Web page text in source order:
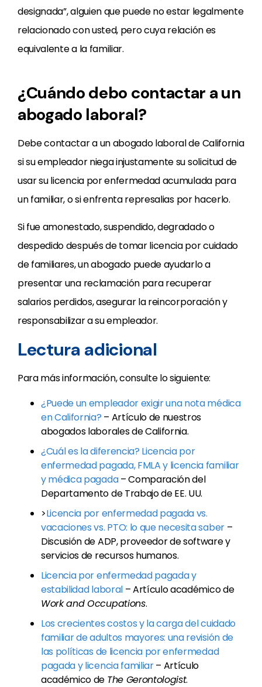
designada”, alguien que puede no estar legalmente
relacionado con usted, pero cuya relación es
equivalente a la familiar.
¿Cuándo debo contactar a un
abogado laboral?
Debe contactar a un abogado laboral de California
si su empleador niega injustamente su solicitud de
usar su licencia por enfermedad acumulada para
un familiar, o si enfrenta represalias por hacerlo.
Si fue amonestado, suspendido, degradado o
despedido después de tomar licencia por cuidado
de familiares, un abogado puede ayudarlo a
presentar una reclamación para recuperar
salarios perdidos, asegurar la reincorporación y
responsabilizar a su empleador.
Lectura adicional
Para más información, consulte lo siguiente:
¿Puede un empleador exigir una nota médica
en California? – Artículo de nuestros
abogados laborales de California.
¿Cuál es la diferencia? Licencia por
enfermedad pagada, FMLA y licencia familiar
y médica pagada– Comparación del
Departamento de Trabajo de EE. UU.
>Licencia por enfermedad pagada vs.
vacaciones vs. PTO: lo que necesita saber–
Discusión de ADP, proveedor de software y
servicios de recursos humanos.
Licencia por enfermedad pagada y
estabilidad laboral– Artículo académico de
Work and Occupations.
Los crecientes costos y la carga del cuidado
familiar de adultos mayores: una revisión de
las políticas de licencia por enfermedad
pagada y licencia familiar– Artículo
académico de The Gerontologist.